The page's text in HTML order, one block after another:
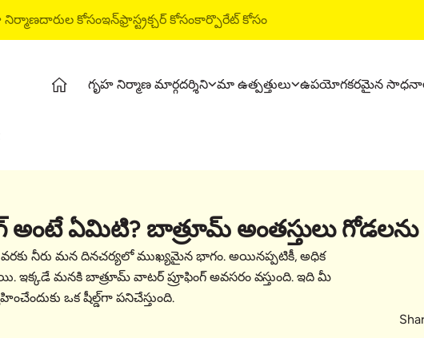
నిర్మాణదారుల కోసంఇన్‌ఫ్రాస్ట్రక్చర్ కోసంకార్పొరేట్ కోసం
గృహ నిర్మాణ మార్గదర్శిని మా ఉత్పత్తులు ఉపయోగకరమైన
nirmana prathamika ansalu)
అల్ట్రాటెక్ బిల్డింగ్ సొల్యూషన్స్
ఏమిటి? బాత్రూమ్ అంతస్తులు గోడలను
వరకు నీరు మన దినచర్యలో ముఖ్యమైన భాగం. అయినప్పటికీ, అధిక
ఇక్కడే మనకి బాత్రూమ్ వాటర్ ప్రూఫింగ్ అవసరం వస్తుంది. ఇది మీ
ఒక షీల్డ్‌గా పనిచేస్తుంది.